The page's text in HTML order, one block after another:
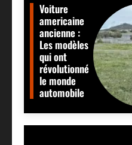
Voiture
americaine
ancienne :
Les modèles
qui ont
révolutionné
le monde
automobile